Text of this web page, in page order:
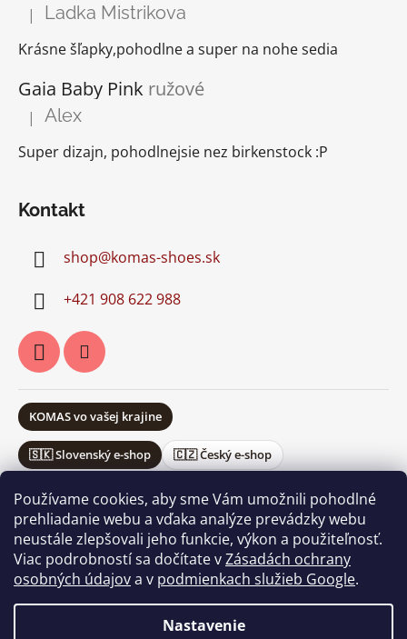
Používame cookies, aby sme Vám umožnili pohodlné
prehliadanie webu a vďaka analýze prevádzky webu
neustále zlepšovali jeho funkcie, výkon a použiteľnosť.
Viac podrobností sa dočítate vZásadách ochrany
osobných údajova v podmienkach služieb Google.
Nastavenie
Hodnotenie produktu je 5 z 5 hviezdičiek.
| Ladka Mistrikova
Krásne šľapky,pohodlne a super na nohe sedia
Gaia Baby Pink ružové
Hodnotenie produktu je 5 z 5 hviezdičiek.
| Alex
Super dizajn, pohodlnejsie nez birkenstock :P
Kontakt
shop@komas-shoes.sk
+421 908 622 988
KOMAS vo vašej krajine
🇸🇰 Slovenský e-shop 🇨🇿 Český e-shop
Obchodné podmienky Ochrana osobných údajov
Vrátenie a reklamácie